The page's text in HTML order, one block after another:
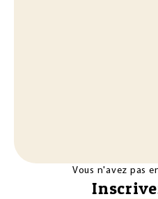
Vous n'avez pas